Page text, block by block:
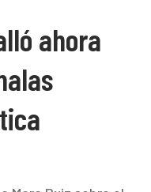
ahora